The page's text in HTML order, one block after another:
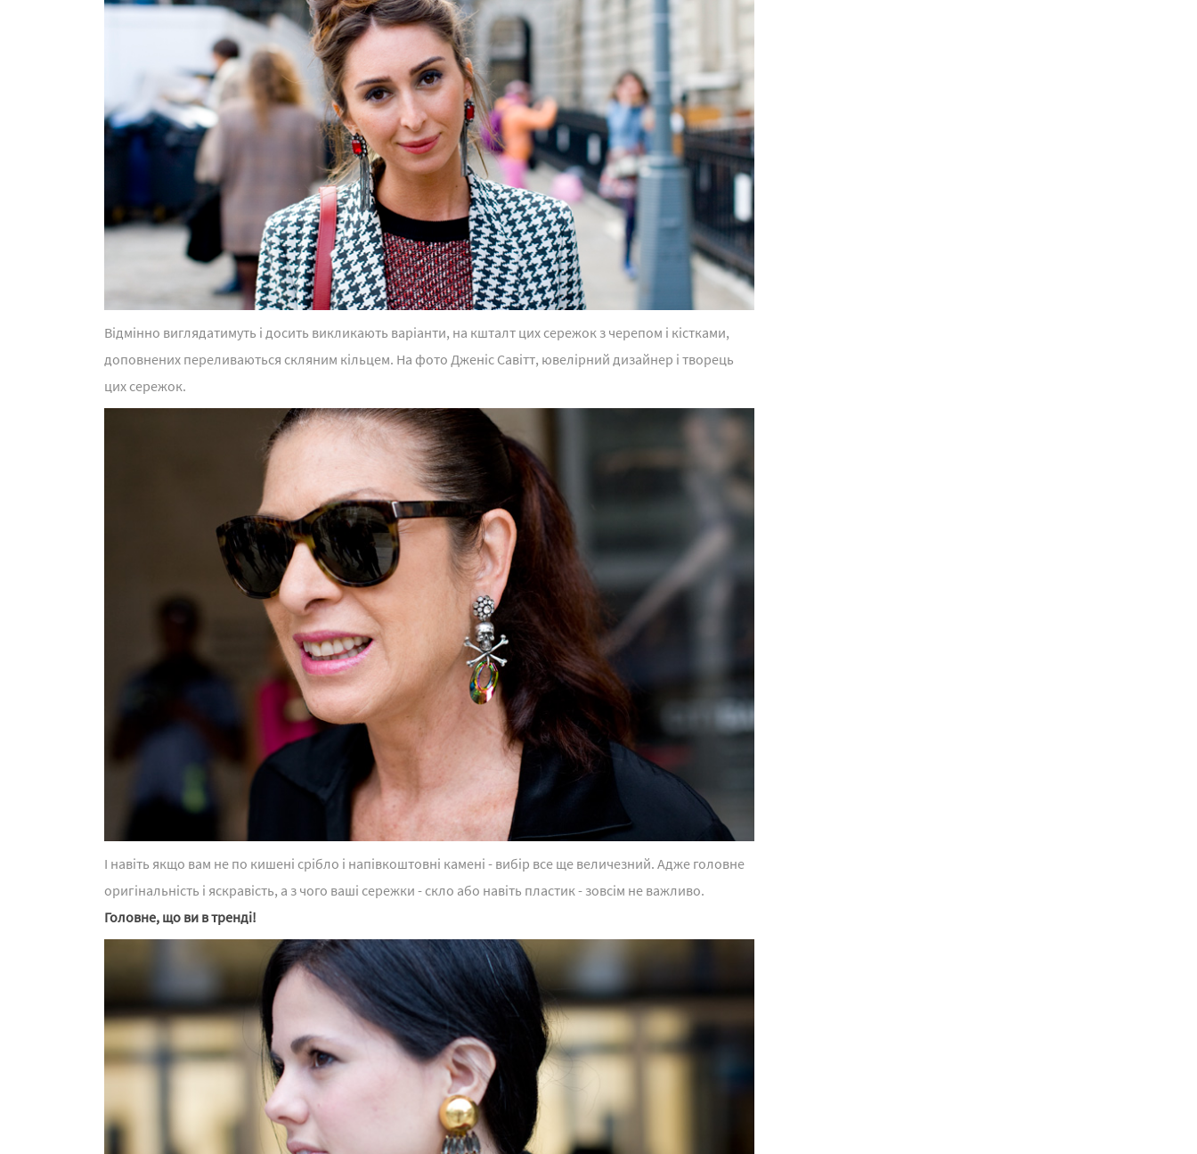
Відмінно виглядатимуть і досить викликають варіанти, на кшталт цих сережок з черепом і кістками,
доповнених переливаються скляним кільцем. На фото Дженіс Савітт, ювелірний дизайнер і творець
цих сережок.
І навіть якщо вам не по кишені срібло і напівкоштовні камені - вибір все ще величезний. Адже головне
оригінальність і яскравість, а з чого ваші сережки - скло або навіть пластик - зовсім не важливо.
Головне, що ви в тренді!